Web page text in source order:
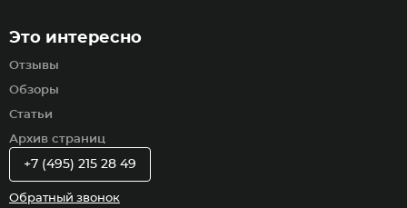
Это интересно
Отзывы
Обзоры
Статьи
Архив страниц
+7 (495) 215 28 49
Обратный звонок